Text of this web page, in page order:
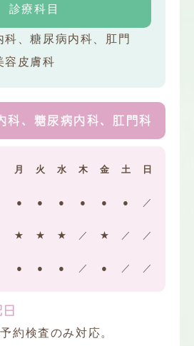
診療科目
科、糖尿病内科、肛門
容皮膚科
科、糖尿病内科、肛門科
月 火 水 木 金 土 日
● ● ● ● ● ● ／
★ ★ ★ ／ ★ ／ ／
● ● ● ／ ● ／ ／
約検査のみ対応。